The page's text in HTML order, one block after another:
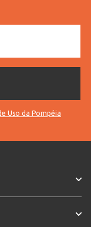
Uso da Pompéia